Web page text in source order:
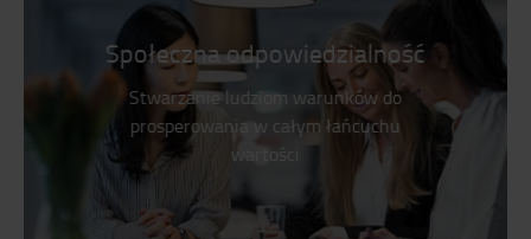
Społeczna odpowiedzialność
Stwarzanie ludziom warunków do
prosperowania w całym łańcuchu
wartości